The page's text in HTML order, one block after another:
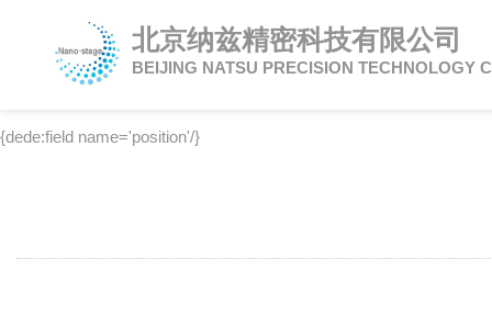
北京纳兹精密科技有限公司
BEIJING NATSU PRECISION TECHNOLOGY
{dede:field name='position'/}